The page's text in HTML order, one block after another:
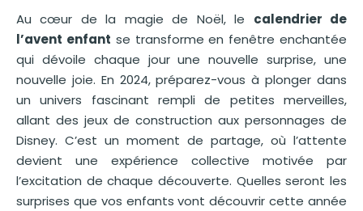
Au cœur de la magie de Noël, le calendrier de
l’avent enfant se transforme en fenêtre enchantée
qui dévoile chaque jour une nouvelle surprise, une
nouvelle joie. En 2024, préparez-vous à plonger dans
un univers fascinant rempli de petites merveilles,
allant des jeux de construction aux personnages de
Disney. C’est un moment de partage, où l’attente
devient une expérience collective motivée par
l’excitation de chaque découverte. Quelles seront les
surprises que vos enfants vont découvrir cette année